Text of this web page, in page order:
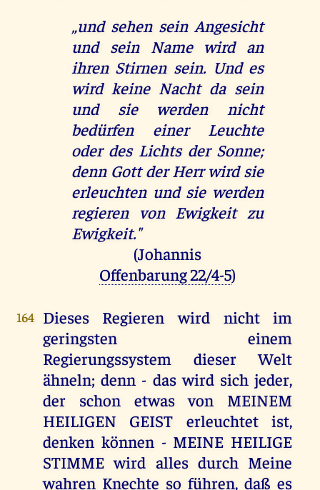
„und sehen sein Angesicht
und sein Name wird an
ihren Stirnen sein. Und es
wird keine Nacht da sein
und sie werden nicht
bedürfen einer Leuchte
oder des Lichts der Sonne;
denn Gott der Herr wird sie
erleuchten und sie werden
regieren von Ewigkeit zu
Ewigkeit."
(Johannis
Offenbarung 22/4-5)
164 Dieses Regieren wird nicht im
geringsten einem
Regierungssystem dieser Welt
ähneln; denn - das wird sich jeder,
der schon etwas von MEINEM
HEILIGEN GEIST erleuchtet ist,
denken können - MEINE HEILIGE
STIMME wird alles durch Meine
wahren Knechte so führen, daß es